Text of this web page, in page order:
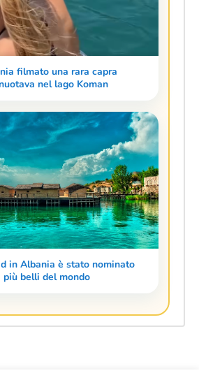
filmato una rara capra
nel lago Koman
in Albania è stato nominato
più belli del mondo